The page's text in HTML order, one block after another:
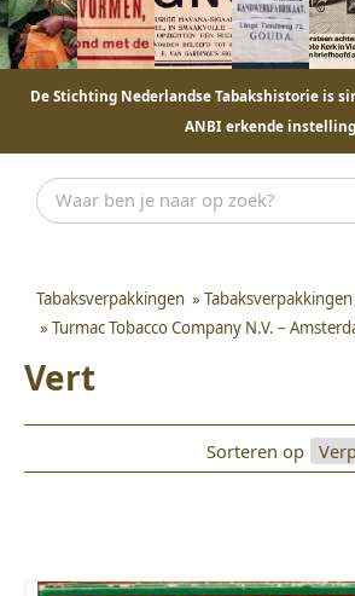
De Stichting Nederlandse Tabakshistorie is
ANBI erkende instelling
Tabaksverpakkingen » Tabaksverpakkingen
» Turmac Tobacco Company N.V. –
Vert
Sorteren op